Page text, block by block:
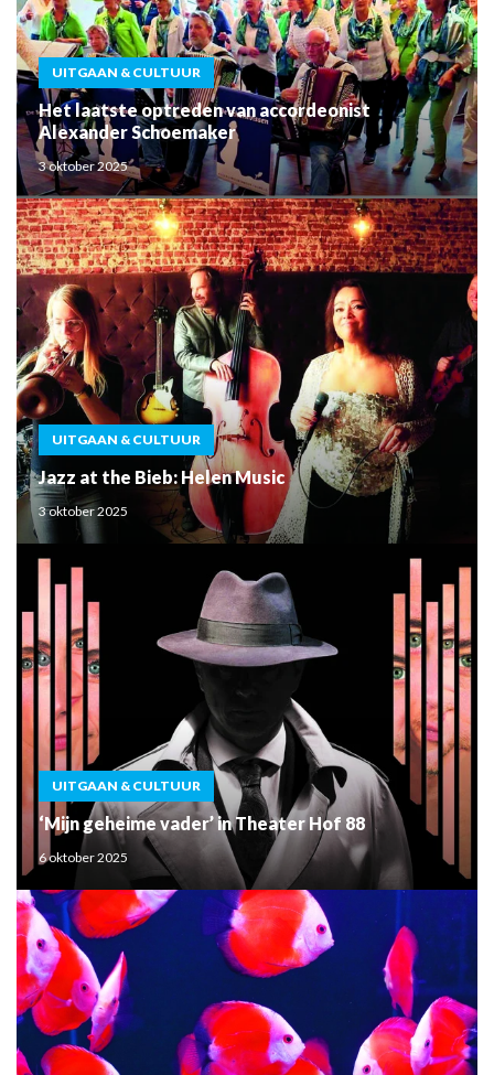
UITGAAN & CULTUUR
Het laatste optreden van accordeonist
Alexander Schoemaker
3 oktober 2025
UITGAAN & CULTUUR
Jazz at the Bieb: Helen Music
3 oktober 2025
UITGAAN & CULTUUR
‘Mijn geheime vader’ in Theater Hof 88
6 oktober 2025